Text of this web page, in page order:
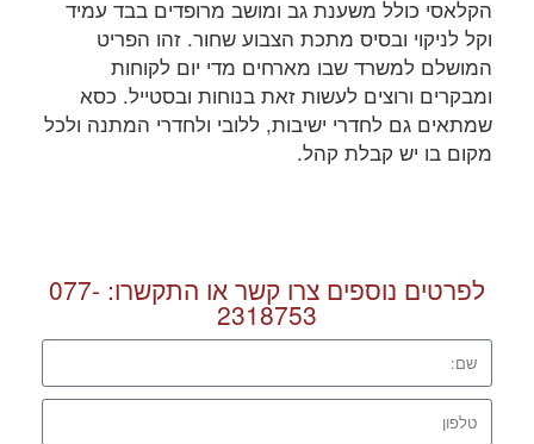
הקלאסי כולל משענת גב ומושב מרופדים בבד עמיד
וקל לניקוי ובסיס מתכת הצבוע שחור. זהו הפריט
המושלם למשרד שבו מארחים מדי יום לקוחות
ומבקרים ורוצים לעשות זאת בנוחות ובסטייל. כסא
שמתאים גם לחדרי ישיבות, ללובי ולחדרי המתנה ולכל
מקום בו יש קבלת קהל.
לפרטים נוספים צרו קשר או התקשרו: 077-
2318753